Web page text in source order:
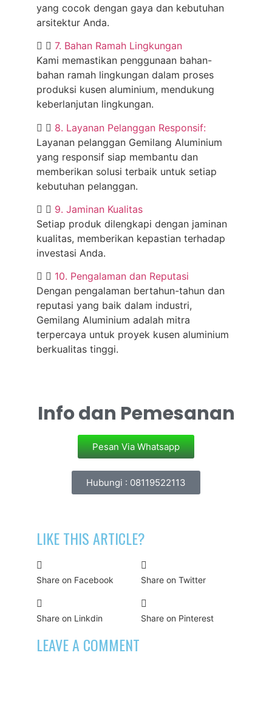
yang cocok dengan gaya dan kebutuhan
arsitektur Anda.
7. Bahan Ramah Lingkungan
Kami memastikan penggunaan bahan-
bahan ramah lingkungan dalam proses
produksi kusen aluminium, mendukung
keberlanjutan lingkungan.
8. Layanan Pelanggan Responsif:
Layanan pelanggan Gemilang Aluminium
yang responsif siap membantu dan
memberikan solusi terbaik untuk setiap
kebutuhan pelanggan.
9. Jaminan Kualitas
Setiap produk dilengkapi dengan jaminan
kualitas, memberikan kepastian terhadap
investasi Anda.
10. Pengalaman dan Reputasi
Dengan pengalaman bertahun-tahun dan
reputasi yang baik dalam industri,
Gemilang Aluminium adalah mitra
terpercaya untuk proyek kusen aluminium
berkualitas tinggi.
Info dan Pemesanan
Pesan Via Whatsapp
Hubungi : 08119522113
LIKE THIS ARTICLE?
Share on Facebook Share on Twitter
Share on Linkdin Share on Pinterest
LEAVE A COMMENT